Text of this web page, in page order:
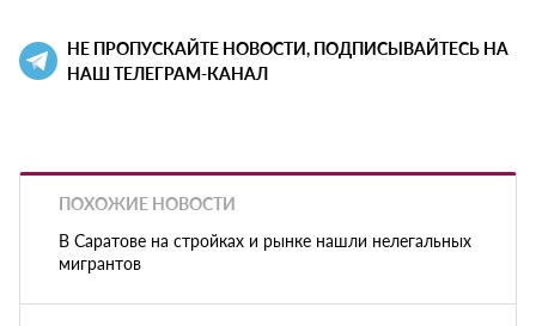
НЕ ПРОПУСКАЙТЕ НОВОСТИ, ПОДПИСЫВАЙТЕСЬ НА
НАШ ТЕЛЕГРАМ-КАНАЛ
ПОХОЖИЕ НОВОСТИ
В Саратове на стройках и рынке нашли нелегальных
мигрантов